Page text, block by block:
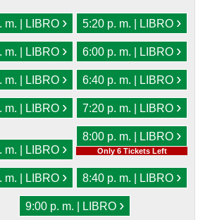
m. | LIBRO › 5:20 p. m. | LIBRO ›
m. | LIBRO › 6:00 p. m. | LIBRO ›
m. | LIBRO › 6:40 p. m. | LIBRO ›
m. | LIBRO › 7:20 p. m. | LIBRO ›
m. | LIBRO ›
8:00 p. m. | LIBRO ›
Only 6 Tickets Left
m. | LIBRO › 8:40 p. m. | LIBRO ›
9:00 p. m. | LIBRO ›